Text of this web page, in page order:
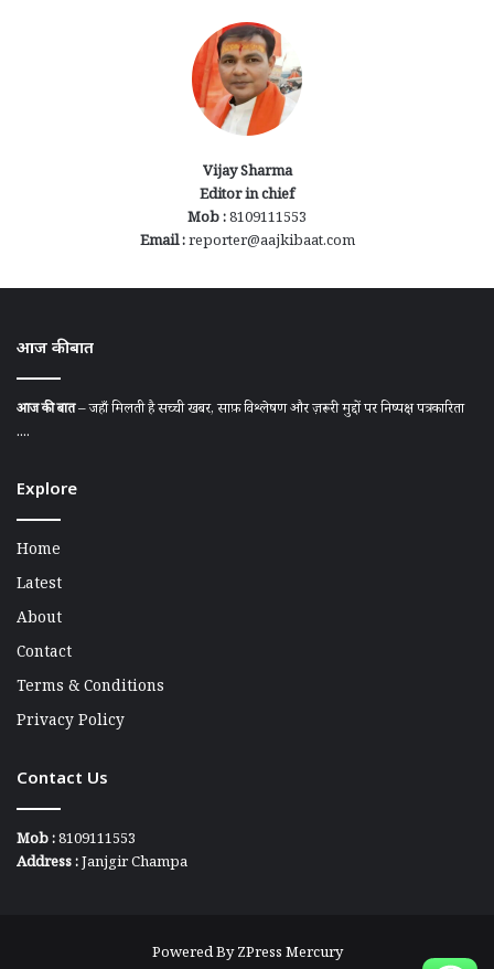
Vijay Sharma
Editor in chief
Mob :8109111553
Email :reporter@aajkibaat.com
आज की बात
आज की बात– जहाँ मिलती है सच्ची खबर, साफ़ विश्लेषण और ज़रूरी मुद्दों पर निष्पक्ष पत्रकारिता
....
Explore
Home
Latest
About
Contact
Terms & Conditions
Privacy Policy
Contact Us
Mob :8109111553
Address :Janjgir Champa
Powered ByZPress Mercury